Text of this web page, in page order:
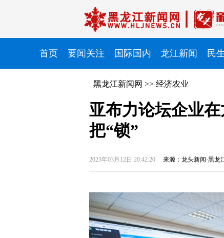
首页 要闻关注 国际国内 龙江新闻 民
黑龙江新闻网 >> 经济农业
亚布力论坛企业
把“锁”
2023年03月12日 20:42:20 来源：龙头新闻·黑龙